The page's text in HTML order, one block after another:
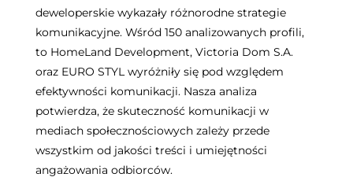
deweloperskie wykazały różnorodne strategie
komunikacyjne. Wśród 150 analizowanych profili,
to HomeLand Development, Victoria Dom S.A.
oraz EURO STYL wyróżniły się pod względem
efektywności komunikacji. Nasza analiza
potwierdza, że skuteczność komunikacji w
mediach społecznościowych zależy przede
wszystkim od jakości treści i umiejętności
angażowania odbiorców.